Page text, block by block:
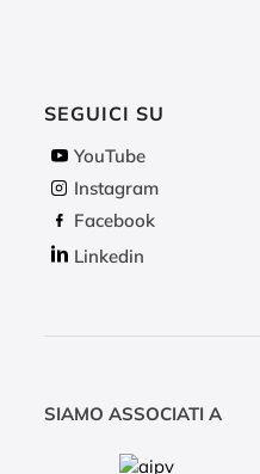
SEGUICI SU
YouTube
Instagram
Facebook
Linkedin
SIAMO ASSOCIATI A